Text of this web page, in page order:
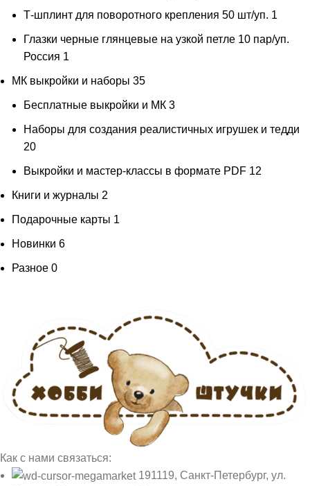
Т-шплинт для поворотного крепления 50 шт/уп. 1
Глазки черные глянцевые на узкой петле 10 пар/уп.
Россия 1
МК выкройки и наборы 35
Бесплатные выкройки и МК 3
Наборы для создания реалистичных игрушек и тедди
20
Выкройки и мастер-классы в формате PDF 12
Книги и журналы 2
Подарочные карты 1
Новинки 6
Разное 0
Как с нами связаться:
191119, Санкт-Петербург, ул.